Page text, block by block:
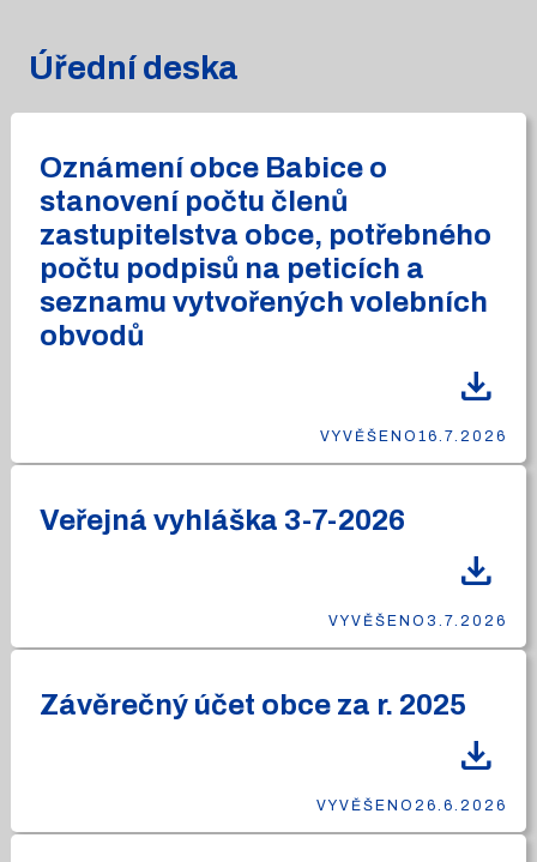
Úřední deska
Oznámení obce Babice o
stanovení počtu členů
zastupitelstva obce, potřebného
počtu podpisů na peticích a
seznamu vytvořených volebních
obvodů
download
VYVĚŠENO 16.7.2026
Veřejná vyhláška 3-7-2026
download
VYVĚŠENO 3.7.2026
Závěrečný účet obce za r. 2025
download
VYVĚŠENO 26.6.2026